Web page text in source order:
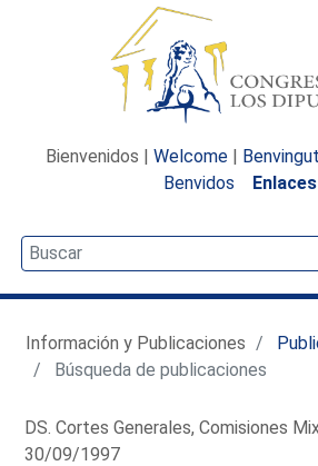
Bienvenidos | Welcome |
Benvidos
Enlaces
Información y Publicaciones
Búsqueda de publicaciones
DS. Cortes Generales, Comisiones
30/09/1997